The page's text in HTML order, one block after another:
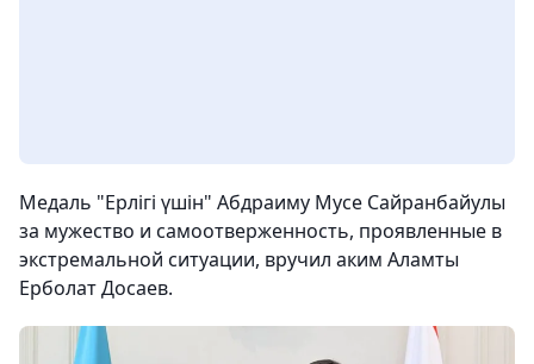
Медаль "Ерлігі үшін" Абдраиму Мусе Сайранбайулы
за мужество и самоотверженность, проявленные в
экстремальной ситуации, вручил аким Аламты
Ерболат Досаев.